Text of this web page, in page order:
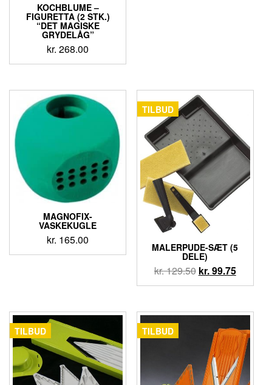
KOCHBLUME –
FIGURETTA (2 STK.)
“DET MAGISKE
GRYDELÅG”
kr. 268.00
MAGNOFIX-
VASKEKUGLE
kr. 165.00
TILBUD
MALERPUDE-SÆT (5
DELE)
kr.129.50 kr.99.75
TILBUD TILBUD